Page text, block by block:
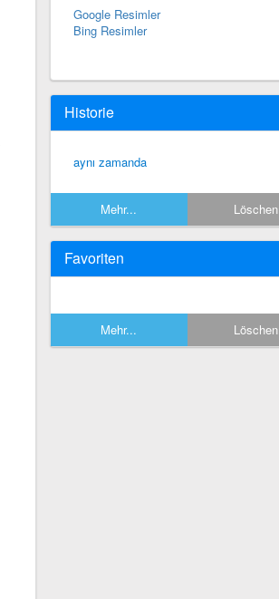
Google Resimler
Bing Resimler
Historie
aynı zamanda
Mehr... Löschen
Favoriten
Mehr... Löschen